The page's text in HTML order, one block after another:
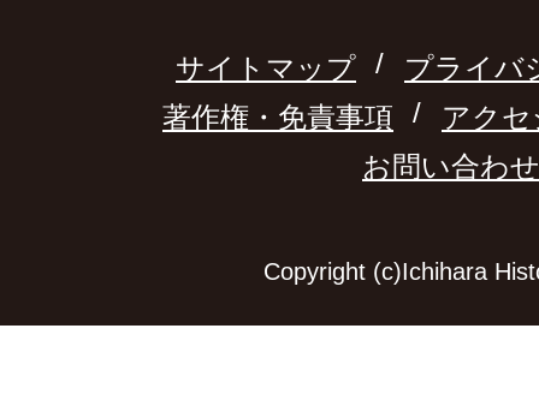
サイトマップ
プライバ
著作権・免責事項
アク
お問い合わせ
Copyright (c)Ichihara